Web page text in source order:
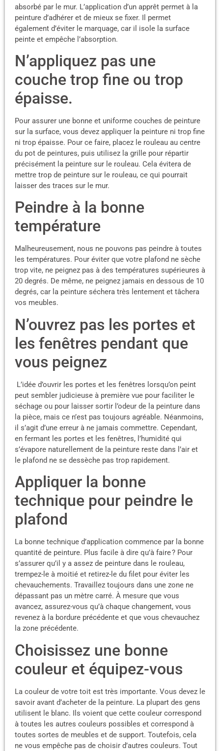
absorbé par le mur. L’application d’un apprêt permet à la
peinture d’adhérer et de mieux se fixer. Il permet
également d’éviter le marquage, car il isole la surface
peinte et empêche l’absorption.
N’appliquez pas une
couche trop fine ou trop
épaisse.
Pour assurer une bonne et uniforme couches de peinture
sur la surface, vous devez appliquer la peinture ni trop fine
ni trop épaisse. Pour ce faire, placez le rouleau au centre
du pot de peintures, puis utilisez la grille pour répartir
précisément la peinture sur le rouleau. Cela évitera de
mettre trop de peinture sur le rouleau, ce qui pourrait
laisser des traces sur le mur.
Peindre à la bonne
température
Malheureusement, nous ne pouvons pas peindre à toutes
les températures. Pour éviter que votre plafond ne sèche
trop vite, ne peignez pas à des températures supérieures à
20 degrés. De même, ne peignez jamais en dessous de 10
degrés, car la peinture séchera très lentement et tâchera
vos meubles.
N’ouvrez pas les portes et
les fenêtres pendant que
vous peignez
L’idée d’ouvrir les portes et les fenêtres lorsqu’on peint
peut sembler judicieuse à première vue pour faciliter le
séchage ou pour laisser sortir l’odeur de la peinture dans
la pièce, mais ce n’est pas toujours agréable. Néanmoins,
il s’agit d’une erreur à ne jamais commettre. Cependant,
en fermant les portes et les fenêtres, l’humidité qui
s’évapore naturellement de la peinture reste dans l’air et
le plafond ne se dessèche pas trop rapidement.
Appliquer la bonne
technique pour peindre le
plafond
La bonne technique d’application commence par la bonne
quantité de peinture. Plus facile à dire qu’à faire ? Pour
s’assurer qu’il y a assez de peinture dans le rouleau,
trempez-le à moitié et retirez-le du filet pour éviter les
chevauchements. Travaillez toujours dans une zone ne
dépassant pas un mètre carré. À mesure que vous
avancez, assurez-vous qu’à chaque changement, vous
revenez à la bordure précédente et que vous chevauchez
la zone précédente.
Choisissez une bonne
couleur et équipez-vous
La couleur de votre toit est très importante. Vous devez le
savoir avant d’acheter de la peinture. La plupart des gens
utilisent le blanc. Ils voient que cette couleur correspond
à toutes les autres couleurs possibles et correspond à
toutes sortes de meubles et de support. Toutefois, cela
ne vous empêche pas de choisir d’autres couleurs. Tout